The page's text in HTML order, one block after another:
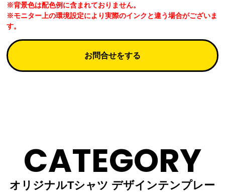
※背景色は配色例に含まれておりません。
※モニター上の環境設定により実際のインクと違う場合がございま
す。
お問合せをする
CATEGORY
オリジナルTシャツ デザインテンプレー